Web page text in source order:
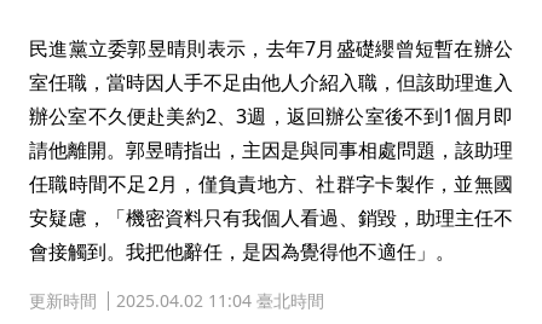
民進黨立委郭昱晴則表示，去年7月盛礎纓曾短暫在辦公
室任職，當時因人手不足由他人介紹入職，但該助理進入
辦公室不久便赴美約2、3週，返回辦公室後不到1個月即
請他離開。郭昱晴指出，主因是與同事相處問題，該助理
任職時間不足2月，僅負責地方、社群字卡製作，並無國
安疑慮，「機密資料只有我個人看過、銷毀，助理主任不
會接觸到。我把他辭任，是因為覺得他不適任」。
更新時間 2025.04.02 11:04 臺北時間